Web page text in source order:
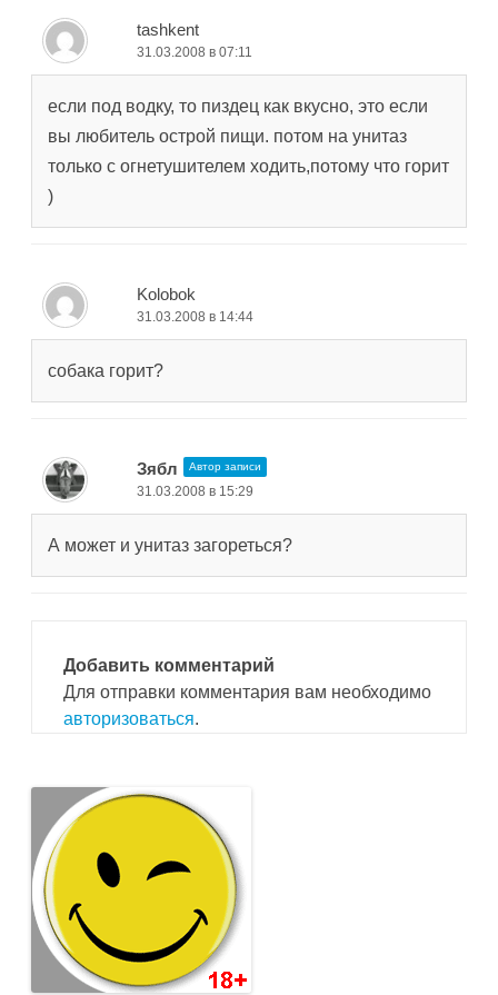
tashkent
31.03.2008 в 07:11
если под водку, то пиздец как вкусно, это если
вы любитель острой пищи. потом на унитаз
только с огнетушителем ходить,потому что горит
)
Kolobok
31.03.2008 в 14:44
собака горит?
Зябл Автор записи
31.03.2008 в 15:29
А может и унитаз загореться?
Добавить комментарий
Для отправки комментария вам необходимо
авторизоваться.